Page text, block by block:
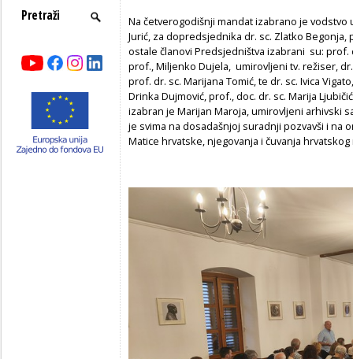
Na četverogodišnji mandat izabrano je
Jurić, za dopredsjednika dr. sc. Zlatko
ostale članovi Predsjedništva izabrani su: prof.
prof., Miljenko Dujela, umirovljeni tv. režiser,
prof. dr. sc. Marijana Tomić, te dr. sc. Ivica
Drinka Dujmović, prof., doc. dr. sc. Marija
izabran je Marijan Maroja, umirovljeni arhivski
je svima na dosadašnjoj suradnji pozvavši i na
Matice hrvatske, njegovanja i čuvanja